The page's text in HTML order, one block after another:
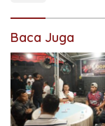
Baca Juga